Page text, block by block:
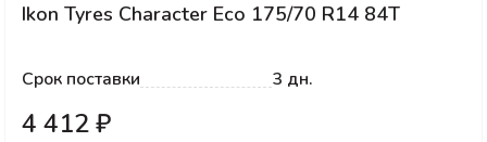
Ikon Tyres Character Eco 175/70 R14 84T
Срок поставки 3 дн.
4 412 ₽